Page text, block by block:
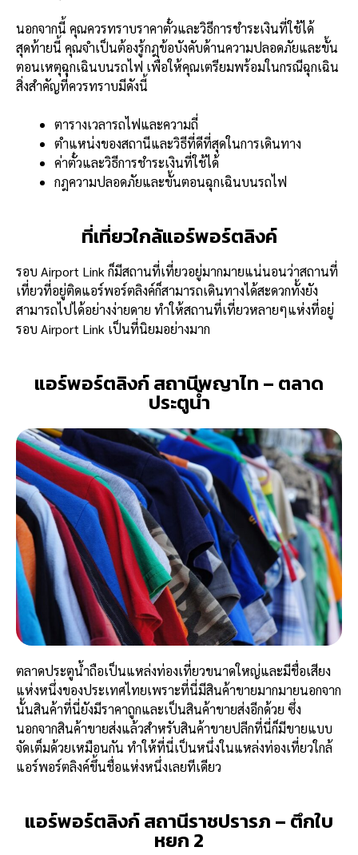
นอกจากนี้ คุณควรทราบราคาตั๋วและวิธีการชำระเงินที่ใช้ได้
สุดท้ายนี้ คุณจำเป็นต้องรู้กฎข้อบังคับด้านความปลอดภัยและขั้น
ตอนเหตุฉุกเฉินบนรถไฟ เพื่อให้คุณเตรียมพร้อมในกรณีฉุกเฉิน
สิ่งสำคัญที่ควรทราบมีดังนี้
ตารางเวลารถไฟและความถี่
ตำแหน่งของสถานีและวิธีที่ดีที่สุดในการเดินทาง
ค่าตั๋วและวิธีการชำระเงินที่ใช้ได้
กฎความปลอดภัยและขั้นตอนฉุกเฉินบนรถไฟ
ที่เที่ยวใกล้แอร์พอร์ตลิงค์
รอบ Airport Link ก็มีสถานที่เที่ยวอยู่มากมายแน่นอนว่าสถานที่
เที่ยวที่อยู่ติดแอร์พอร์ตลิงค์ก็สามารถเดินทางได้สะดวกทั้งยัง
สามารถไปได้อย่างง่ายดาย ทำให้สถานที่เที่ยวหลายๆแห่งที่อยู่
รอบ Airport Link เป็นที่นิยมอย่างมาก
แอร์พอร์ตลิงก์ สถานีพญาไท – ตลาด
ประตูน้ำ
ตลาดประตูน้ำถือเป็นแหล่งท่องเที่ยวขนาดใหญ่และมีชื่อเสียง
แห่งหนึ่งของประเทศไทยเพราะที่นี่มีสินค้าขายมากมายนอกจาก
นั้นสินค้าที่นี่ยังมีราคาถูกและเป็นสินค้าขายส่งอีกด้วย ซึ่ง
นอกจากสินค้าขายส่งแล้วสำหรับสินค้าขายปลีกที่นี่ก็มีขายแบบ
จัดเต็มด้วยเหมือนกัน ทำให้ที่นี่เป็นหนึ่งในแหล่งท่องเที่ยวใกล้
แอร์พอร์ตลิงค์ขึ้นชื่อแห่งหนึ่งเลยทีเดียว
แอร์พอร์ตลิงก์ สถานีราชปรารภ – ตึกใบ
หยก 2